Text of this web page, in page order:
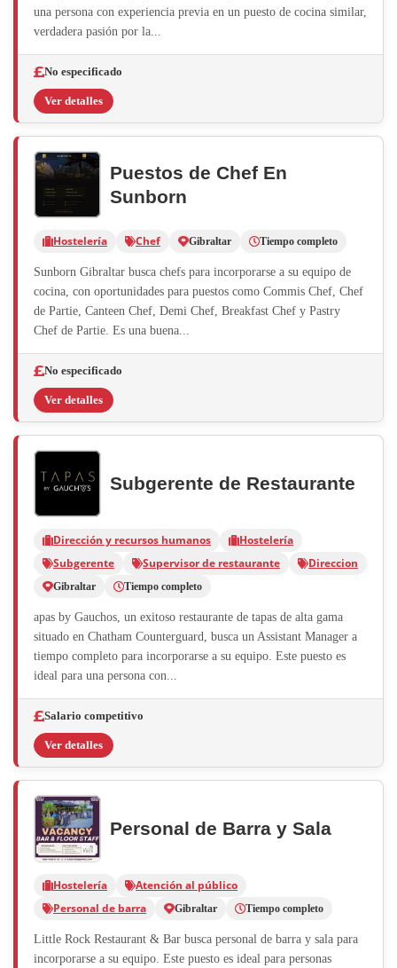
una persona con experiencia previa en un puesto de cocina similar,
verdadera pasión por la...
No especificado
Ver detalles
Puestos de Chef En
Sunborn
Hostelería Chef Gibraltar Tiempo completo
Sunborn Gibraltar busca chefs para incorporarse a su equipo de
cocina, con oportunidades para puestos como Commis Chef, Chef
de Partie, Canteen Chef, Demi Chef, Breakfast Chef y Pastry
Chef de Partie. Es una buena...
No especificado
Ver detalles
Subgerente de Restaurante
Dirección y recursos humanos
Hostelería
Subgerente
Supervisor de restaurante Direccion
Gibraltar Tiempo completo
apas by Gauchos, un exitoso restaurante de tapas de alta gama
situado en Chatham Counterguard, busca un Assistant Manager a
tiempo completo para incorporarse a su equipo. Este puesto es
ideal para una persona con...
Salario competitivo
Ver detalles
Personal de Barra y Sala
Hostelería
Atención al público
Personal de barra
Gibraltar Tiempo completo
Little Rock Restaurant & Bar busca personal de barra y sala para
incorporarse a su equipo. Este puesto es ideal para personas